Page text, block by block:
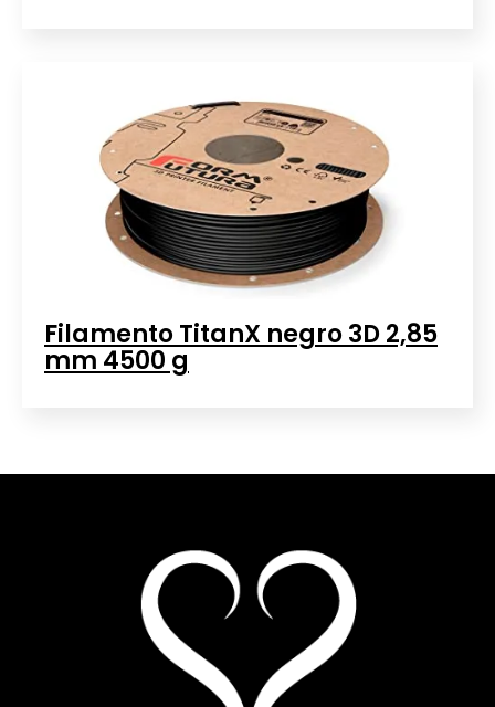
Filamento TitanX negro 3D 2,85
mm 4500 g